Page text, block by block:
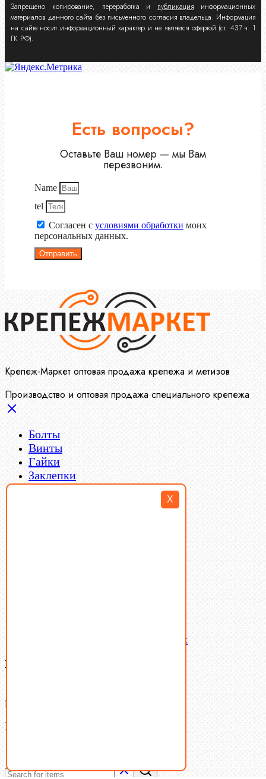
X
Запрещено копирование, переработка и публикация информационных
материалов данного сайта без письменного согласия владельца. Информация
на сайте носит информационный характер и не является офертой (ст. 437 ч. 1
ГК РФ).
Есть вопросы?
Оставьте Ваш номер — мы Вам
перезвоним.
Name
tel
Согласен с условиями обработки моих
персональных данных.
Отправить
Крепеж-Маркет оптовая продажа крепежа и метизов
Производство и оптовая продажа специального крепежа
Болты
Винты
Гайки
Заклепки
Пресс-масленки
Латунный и бронзовый крепеж
Ваша корзина
В корзине нет товаров.
Поиск